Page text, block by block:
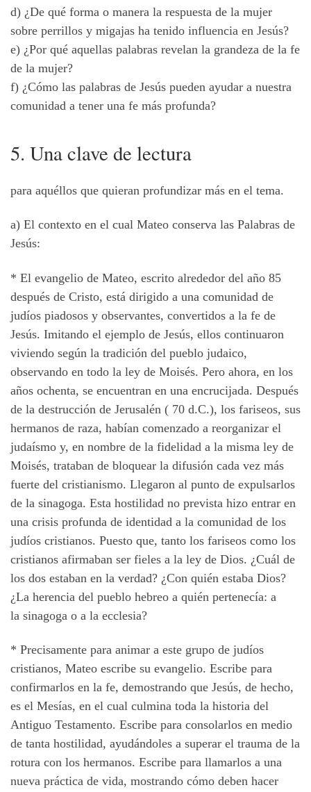
d) ¿De qué forma o manera la respuesta de la mujer
sobre perrillos y migajas ha tenido influencia en Jesús?
e) ¿Por qué aquellas palabras revelan la grandeza de la fe
de la mujer?
f) ¿Cómo las palabras de Jesús pueden ayudar a nuestra
comunidad a tener una fe más profunda?
5. Una clave de lectura
para aquéllos que quieran profundizar más en el tema.
a) El contexto en el cual Mateo conserva las Palabras de
Jesús:
* El evangelio de Mateo, escrito alrededor del año 85
después de Cristo, está dirigido a una comunidad de
judíos piadosos y observantes, convertidos a la fe de
Jesús. Imitando el ejemplo de Jesús, ellos continuaron
viviendo según la tradición del pueblo judaico,
observando en todo la ley de Moisés. Pero ahora, en los
años ochenta, se encuentran en una encrucijada. Después
de la destrucción de Jerusalén ( 70 d.C.), los fariseos, sus
hermanos de raza, habían comenzado a reorganizar el
judaísmo y, en nombre de la fidelidad a la misma ley de
Moisés, trataban de bloquear la difusión cada vez más
fuerte del cristianismo. Llegaron al punto de expulsarlos
de la sinagoga. Esta hostilidad no prevista hizo entrar en
una crisis profunda de identidad a la comunidad de los
judíos cristianos. Puesto que, tanto los fariseos como los
cristianos afirmaban ser fieles a la ley de Dios. ¿Cuál de
los dos estaban en la verdad? ¿Con quién estaba Dios?
¿La herencia del pueblo hebreo a quién pertenecía: a
la sinagoga o a la ecclesia?
* Precisamente para animar a este grupo de judíos
cristianos, Mateo escribe su evangelio. Escribe para
confirmarlos en la fe, demostrando que Jesús, de hecho,
es el Mesías, en el cual culmina toda la historia del
Antiguo Testamento. Escribe para consolarlos en medio
de tanta hostilidad, ayudándoles a superar el trauma de la
rotura con los hermanos. Escribe para llamarlos a una
nueva práctica de vida, mostrando cómo deben hacer